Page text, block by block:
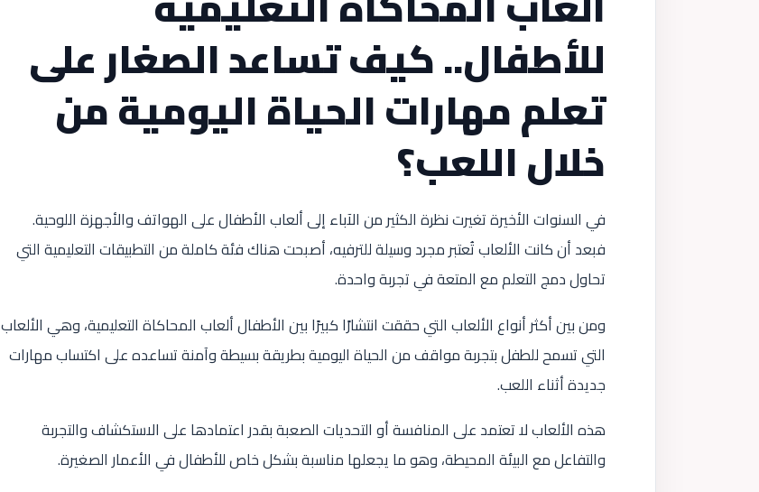
للأطفال.. كيف تساعد الصغار على
تعلم مهارات الحياة اليومية من
خلال اللعب؟
في السنوات الأخيرة تغيرت نظرة الكثير من الآباء إلى ألعاب الأطفال على الهواتف والأجهزة اللوحية.
فبعد أن كانت الألعاب تُعتبر مجرد وسيلة للترفيه، أصبحت هناك فئة كاملة من التطبيقات التعليمية التي
تحاول دمج التعلم مع المتعة في تجربة واحدة.
ومن بين أكثر أنواع الألعاب التي حققت انتشارًا كبيرًا بين الأطفال ألعاب المحاكاة التعليمية، وهي الألعاب
التي تسمح للطفل بتجربة مواقف من الحياة اليومية بطريقة بسيطة وآمنة تساعده على اكتساب مهارات
جديدة أثناء اللعب.
هذه الألعاب لا تعتمد على المنافسة أو التحديات الصعبة بقدر اعتمادها على الاستكشاف والتجربة
والتفاعل مع البيئة المحيطة، وهو ما يجعلها مناسبة بشكل خاص للأطفال في الأعمار الصغيرة.